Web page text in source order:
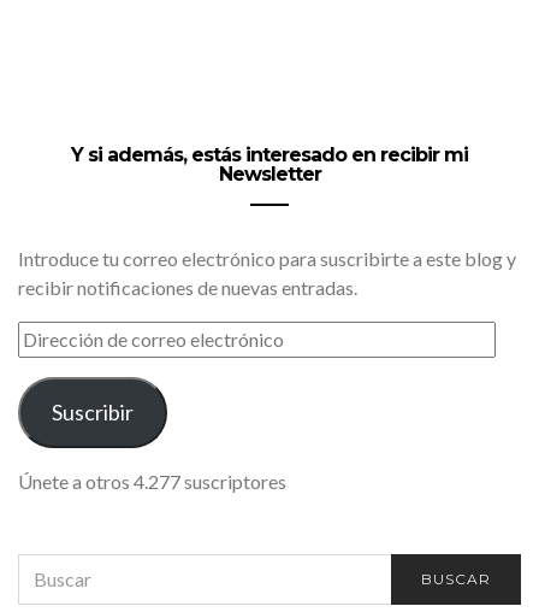
Y si además, estás interesado en recibir mi
Newsletter
Introduce tu correo electrónico para suscribirte a este blog y
recibir notificaciones de nuevas entradas.
DIRECCIÓN
DE
CORREO
ELECTRÓNICO
Suscribir
Únete a otros 4.277 suscriptores
FOR:
BUSCAR